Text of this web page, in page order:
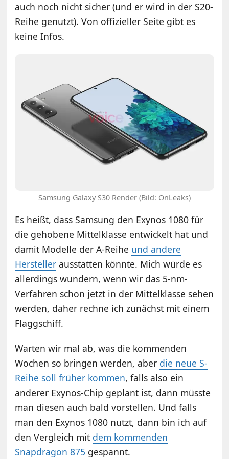
auch noch nicht sicher (und er wird in der S20-
Reihe genutzt). Von offizieller Seite gibt es
keine Infos.
Samsung Galaxy S30 Render (Bild: OnLeaks)
Es heißt, dass Samsung den Exynos 1080 für
die gehobene Mittelklasse entwickelt hat und
damit Modelle der A-Reihe und andere
Hersteller ausstatten könnte. Mich würde es
allerdings wundern, wenn wir das 5-nm-
Verfahren schon jetzt in der Mittelklasse sehen
werden, daher rechne ich zunächst mit einem
Flaggschiff.
Warten wir mal ab, was die kommenden
Wochen so bringen werden, aber die neue S-
Reihe soll früher kommen, falls also ein
anderer Exynos-Chip geplant ist, dann müsste
man diesen auch bald vorstellen. Und falls
man den Exynos 1080 nutzt, dann bin ich auf
den Vergleich mit dem kommenden
Snapdragon 875 gespannt.